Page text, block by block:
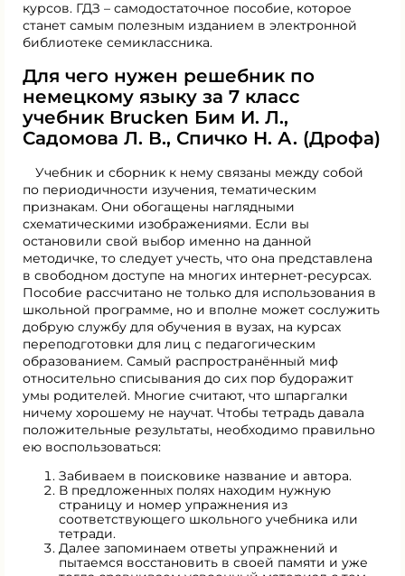
курсов. ГДЗ – самодостаточное пособие, которое
станет самым полезным изданием в электронной
библиотеке семиклассника.
Для чего нужен решебник по
немецкому языку за 7 класс
учебник Brucken Бим И. Л.,
Садомова Л. В., Спичко Н. А. (Дрофа)
Учебник и сборник к нему связаны между собой
по периодичности изучения, тематическим
признакам. Они обогащены наглядными
схематическими изображениями. Если вы
остановили свой выбор именно на данной
методичке, то следует учесть, что она представлена
в свободном доступе на многих интернет-ресурсах.
Пособие рассчитано не только для использования в
школьной программе, но и вполне может сослужить
добрую службу для обучения в вузах, на курсах
переподготовки для лиц с педагогическим
образованием. Самый распространённый миф
относительно списывания до сих пор будоражит
умы родителей. Многие считают, что шпаргалки
ничему хорошему не научат. Чтобы тетрадь давала
положительные результаты, необходимо правильно
ею воспользоваться:
Забиваем в поисковике название и автора.
В предложенных полях находим нужную
страницу и номер упражнения из
соответствующего школьного учебника или
тетради.
Далее запоминаем ответы упражнений и
пытаемся восстановить в своей памяти и уже